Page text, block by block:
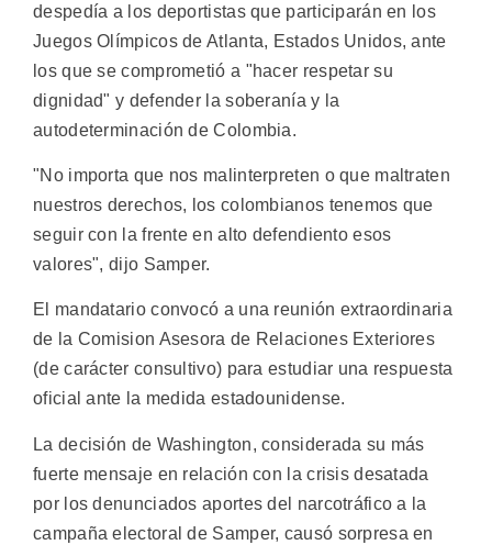
despedía a los deportistas que participarán en los
Juegos Olímpicos de Atlanta, Estados Unidos, ante
los que se comprometió a "hacer respetar su
dignidad" y defender la soberanía y la
autodeterminación de Colombia.
"No importa que nos malinterpreten o que maltraten
nuestros derechos, los colombianos tenemos que
seguir con la frente en alto defendiento esos
valores", dijo Samper.
El mandatario convocó a una reunión extraordinaria
de la Comision Asesora de Relaciones Exteriores
(de carácter consultivo) para estudiar una respuesta
oficial ante la medida estadounidense.
La decisión de Washington, considerada su más
fuerte mensaje en relación con la crisis desatada
por los denunciados aportes del narcotráfico a la
campaña electoral de Samper, causó sorpresa en